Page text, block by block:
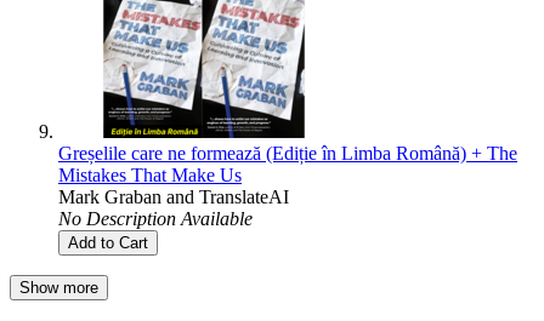
Greșelile care ne formează (Ediție în Limba Română) + The
Mistakes That Make Us
Mark Graban and TranslateAI
No Description Available
Add to Cart
Show more